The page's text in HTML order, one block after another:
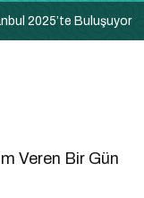
2025’te Buluşuyor
Veren Bir Gün